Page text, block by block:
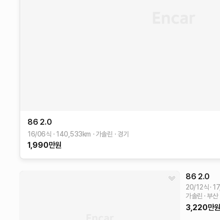
86 2.0
16/06식 140,533km 가솔린 경기
1,990만원
86 2.0
20/12식
가솔린
부산
3,220만원